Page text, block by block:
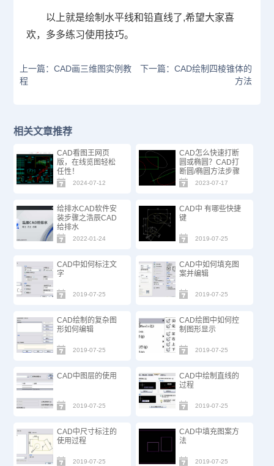
以上就是绘制水平线和铅直线了 ,希望大家喜
欢，多多练习使用技巧。
上一篇：CAD画三维图实例教
程
下一篇：CAD绘制四棱锥体的
方法
相关文章推荐
CAD看图王网页
版，在线览图轻松
任性！
2024-07-12
CAD怎么快速打断
圆或椭圆？CAD打
断圆/椭圆方法步骤
2023-07-17
给排水CAD软件安
装步骤之浩辰CAD
给排水
2022-01-24
CAD中 有哪些快捷
键
2019-07-25
CAD中如何标注文
字
2019-07-25
CAD中如何填充图
案并编辑
2019-07-25
CAD绘制的复杂图
形如何编辑
2019-07-25
CAD绘图中如何控
制图形显示
2019-07-25
CAD中图层的使用
2019-07-25
CAD中绘制直线的
过程
2019-07-25
CAD中尺寸标注的
使用过程
2019-07-25
CAD中填充图案方
法
2019-07-25